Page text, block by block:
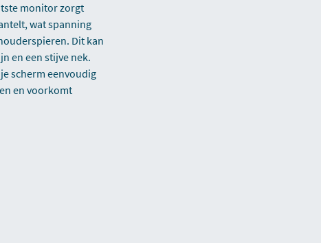
monitor zorgt
wat spanning
Dit kan
en een stijve nek.
scherm eenvoudig
en voorkomt